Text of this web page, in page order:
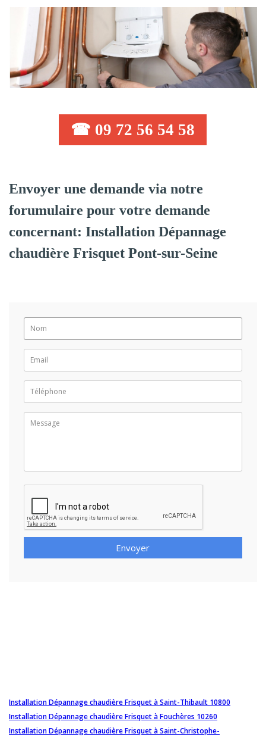
☎ 09 72 56 54 58
Envoyer une demande via notre
forumulaire pour votre demande
concernant: Installation Dépannage
chaudière Frisquet Pont-sur-Seine
Envoyer
Installation Dépannage chaudière Frisquet à Saint-Thibault 10800
Installation Dépannage chaudière Frisquet à Fouchères 10260
Installation Dépannage chaudière Frisquet à Saint-Christophe-